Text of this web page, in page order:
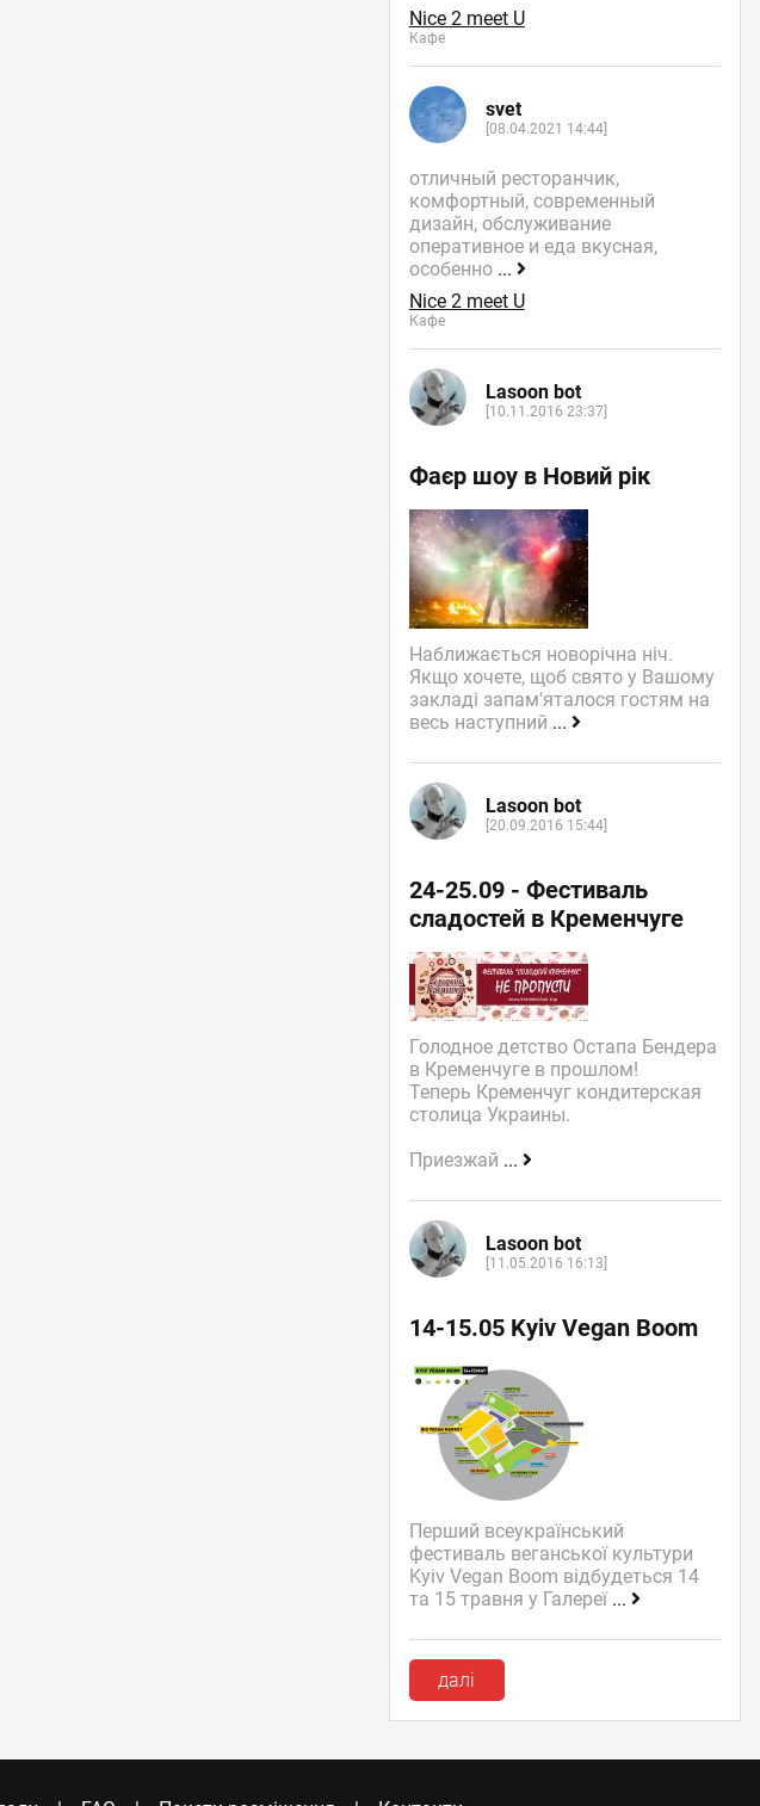
Nice 2 meet U
Кафе
svet
[08.04.2021 14:44]
отличный ресторанчик,
комфортный, современный
дизайн, обслуживание
оперативное и еда вкусная,
особенно ...
Nice 2 meet U
Кафе
Lasoon bot
[10.11.2016 23:37]
Фаєр шоу в Новий рік
Наближається новорічна ніч.
Якщо хочете, щоб свято у Вашому
закладі запам'яталося гостям на
весь наступний ...
Lasoon bot
[20.09.2016 15:44]
24-25.09 - Фестиваль
сладостей в Кременчуге
Голодное детство Остапа Бендера
в Кременчуге в прошлом!
Теперь Кременчуг кондитерская
столица Украины.
Приезжай ...
Lasoon bot
[11.05.2016 16:13]
14-15.05 Kyiv Vegan Boom
Перший всеукраїнський
фестиваль веганської культури
Kyiv Vegan Boom відбудеться 14
та 15 травня у Галереї ...
далі